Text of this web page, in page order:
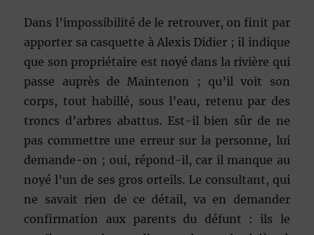
Dans l’impossibilité de le retrouver, on finit par
apporter sa casquette à Alexis Didier ; il indique
que son propriétaire est noyé dans la rivière qui
passe auprès de Maintenon ; qu’il voit son
corps, tout habillé, sous l’eau, retenu par des
troncs d’arbres abattus. Est-il bien sûr de ne
pas commettre une erreur sur la personne, lui
demande-on ; oui, répond-il, car il manque au
noyé l’un de ses gros orteils. Le consultant, qui
ne savait rien de ce détail, va en demander
confirmation aux parents du défunt : ils le